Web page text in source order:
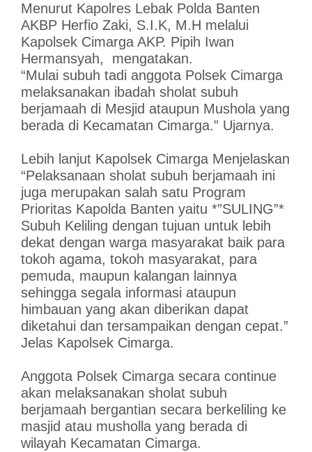
Menurut Kapolres Lebak Polda Banten
AKBP Herfio Zaki, S.I.K, M.H melalui
Kapolsek Cimarga AKP. Pipih Iwan
Hermansyah, mengatakan.
“Mulai subuh tadi anggota Polsek Cimarga
melaksanakan ibadah sholat subuh
berjamaah di Mesjid ataupun Mushola yang
berada di Kecamatan Cimarga.” Ujarnya.
Lebih lanjut Kapolsek Cimarga Menjelaskan
“Pelaksanaan sholat subuh berjamaah ini
juga merupakan salah satu Program
Prioritas Kapolda Banten yaitu *”SULING”*
Subuh Keliling dengan tujuan untuk lebih
dekat dengan warga masyarakat baik para
tokoh agama, tokoh masyarakat, para
pemuda, maupun kalangan lainnya
sehingga segala informasi ataupun
himbauan yang akan diberikan dapat
diketahui dan tersampaikan dengan cepat.”
Jelas Kapolsek Cimarga.
Anggota Polsek Cimarga secara continue
akan melaksanakan sholat subuh
berjamaah bergantian secara berkeliling ke
masjid atau musholla yang berada di
wilayah Kecamatan Cimarga.